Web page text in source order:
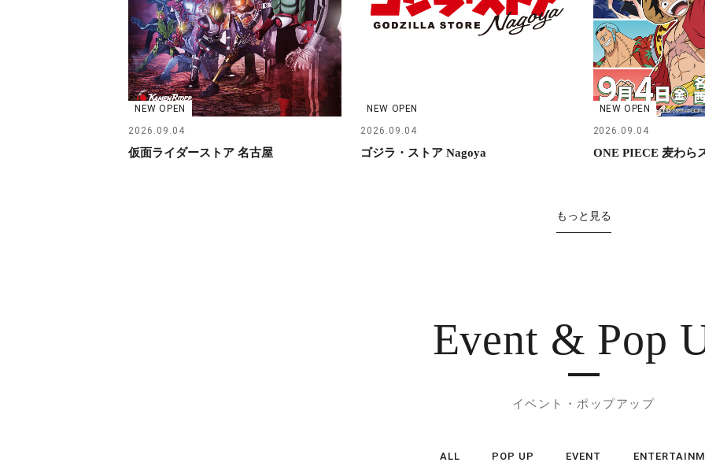
NEW OPEN
2026.09.04
仮面ライダーストア 名古屋
NEW OPEN
2026.09.04
ゴジラ・ストア Nagoya
NEW OPEN
2026.09.04
ONE PIECE 麦わら
もっと見る
Event & Pop
イベント・ポップアップ
ALL POP UP EVENT